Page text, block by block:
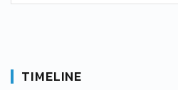
TIMELINE